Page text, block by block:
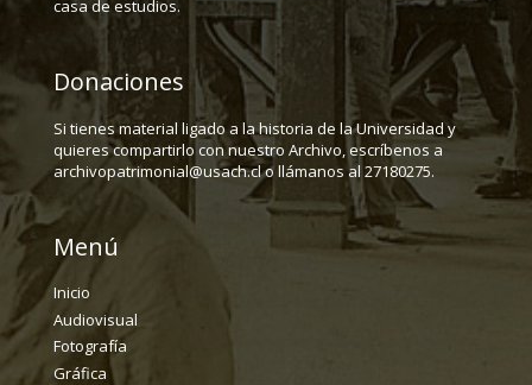
casa de estudios.
Donaciones
Si tienes material ligado a la historia de la Universidad y
quieres compartirlo con nuestro Archivo, escríbenos a
archivopatrimonial@usach.cl o llámanos al 27180275.
Menú
Inicio
Audiovisual
Fotografía
Gráfica